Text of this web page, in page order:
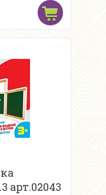
арт.02043